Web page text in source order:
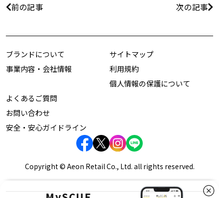
前の記事 次の記事
ブランドについて
事業内容・会社情報
サイトマップ
利用規約
個人情報の保護について
よくあるご質問
お問い合わせ
安全・安心ガイドライン
Copyright © Aeon Retail Co., Ltd. all rights reserved.